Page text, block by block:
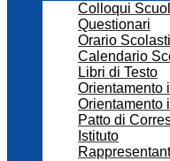
Colloqui
Questionari
Orario
Calendario
Libri di Testo
Orientamento
Orientamento
Patto di
Istituto